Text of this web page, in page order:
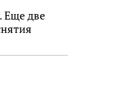
Еще две